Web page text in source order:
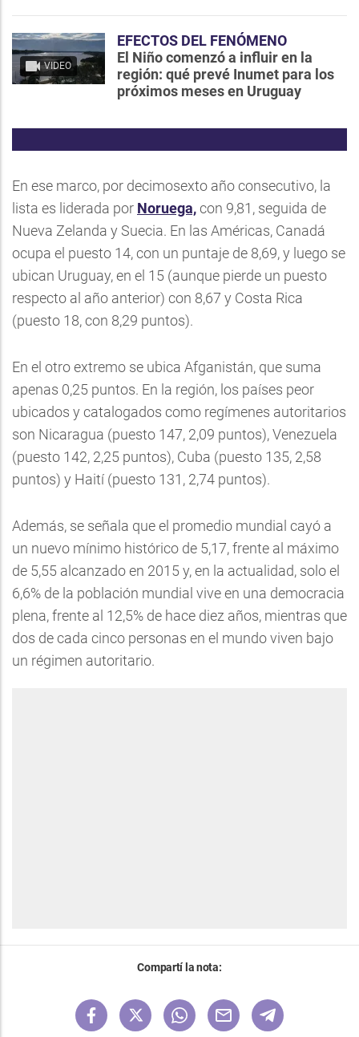
VIDEO
EFECTOS DEL FENÓMENO
El Niño comenzó a influir en la
región: qué prevé Inumet para los
próximos meses en Uruguay
En ese marco, por decimosexto año consecutivo, la
lista es liderada por Noruega,con 9,81, seguida de
Nueva Zelanda y Suecia. En las Américas, Canadá
ocupa el puesto 14, con un puntaje de 8,69, y luego se
ubican Uruguay, en el 15 (aunque pierde un puesto
respecto al año anterior) con 8,67 y Costa Rica
(puesto 18, con 8,29 puntos).
En el otro extremo se ubica Afganistán, que suma
apenas 0,25 puntos. En la región, los países peor
ubicados y catalogados como regímenes autoritarios
son Nicaragua (puesto 147, 2,09 puntos), Venezuela
(puesto 142, 2,25 puntos), Cuba (puesto 135, 2,58
puntos) y Haití (puesto 131, 2,74 puntos).
Además, se señala que el promedio mundial cayó a
un nuevo mínimo histórico de 5,17, frente al máximo
de 5,55 alcanzado en 2015 y, en la actualidad, solo el
6,6% de la población mundial vive en una democracia
plena, frente al 12,5% de hace diez años, mientras que
dos de cada cinco personas en el mundo viven bajo
un régimen autoritario.
Compartí la nota: